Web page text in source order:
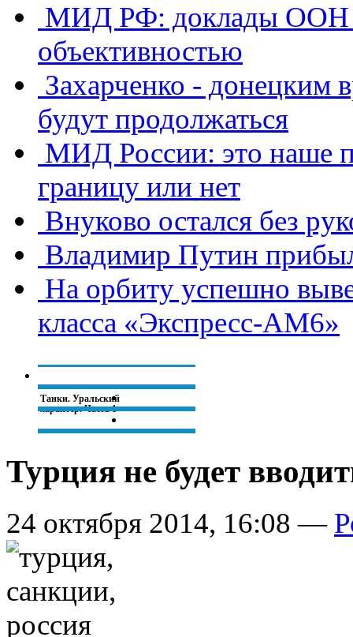
МИД РФ: доклады ООН о
объективностью
Захарченко - донецким
будут продолжаться
МИД России: это наше
границу или нет
Внуково остался без
Владимир Путин
​На орбиту успешно
класса «Экспресс-АМ6»
Танки. Уральский
характер. Часть 1
официально
переходят на
донецкое время
Владимир Путин
помог бежать
Януковичу
Турция не будет
отношении России
Турция не будет
24 октября 2014, 16:08 —